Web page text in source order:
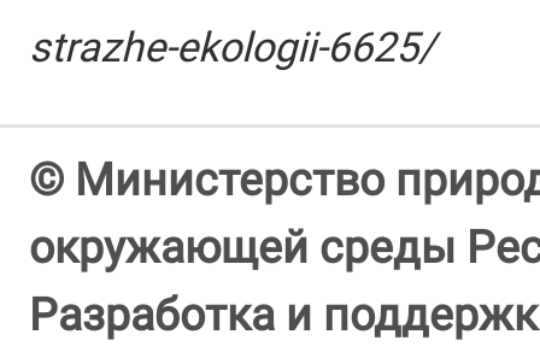
strazhe-ekologii-6625/
© Министерство
окружающей среды
Разработка и